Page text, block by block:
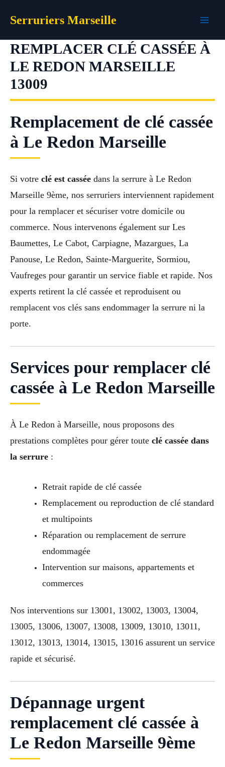
Serruriers Marseille
REMPLACER CLÉ CASSÉE À
LE REDON MARSEILLE
13009
Remplacement de clé cassée
à Le Redon Marseille
Si votre clé est cassée dans la serrure à Le Redon
Marseille 9ème, nos serruriers interviennent rapidement
pour la remplacer et sécuriser votre domicile ou
commerce. Nous intervenons également sur Les
Baumettes, Le Cabot, Carpiagne, Mazargues, La
Panouse, Le Redon, Sainte-Marguerite, Sormiou,
Vaufreges pour garantir un service fiable et rapide. Nos
experts retirent la clé cassée et reproduisent ou
remplacent vos clés sans endommager la serrure ni la
porte.
Services pour remplacer clé
cassée à Le Redon Marseille
À Le Redon à Marseille, nous proposons des
prestations complètes pour gérer toute clé cassée dans
la serrure :
Retrait rapide de clé cassée
Remplacement ou reproduction de clé standard
et multipoints
Réparation ou remplacement de serrure
endommagée
Intervention sur maisons, appartements et
commerces
Nos interventions sur 13001, 13002, 13003, 13004,
13005, 13006, 13007, 13008, 13009, 13010, 13011,
13012, 13013, 13014, 13015, 13016 assurent un service
rapide et sécurisé.
Dépannage urgent
remplacement clé cassée à
Le Redon Marseille 9ème